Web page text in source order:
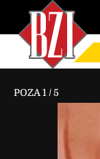
POZA 1 /5